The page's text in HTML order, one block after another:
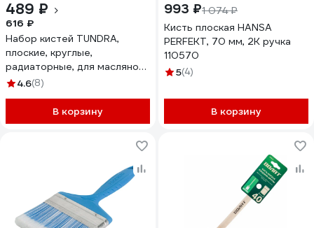
489 ₽
616 ₽
Набор кистей TUNDRA,
плоские, круглые,
радиаторные, для масляной
краски, 10 шт. 4132610
4.6(8)
В корзину
993 ₽1 074 ₽
Кисть плоская HANSA
PERFEKT, 70 мм, 2K ручка
110570
5(4)
В корзину